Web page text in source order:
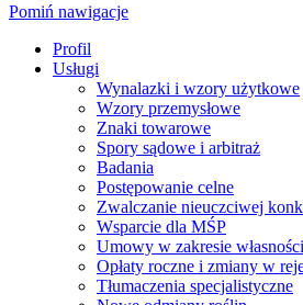
Pomiń nawigacje
Profil
Usługi
Wynalazki i wzory użytkowe
Wzory przemysłowe
Znaki towarowe
Spory sądowe i arbitraż
Badania
Postępowanie celne
Zwalczanie nieuczciwej
Wsparcie dla MŚP
Umowy w zakresie
Opłaty roczne i zmiany w
Tłumaczenia specjalistyczne